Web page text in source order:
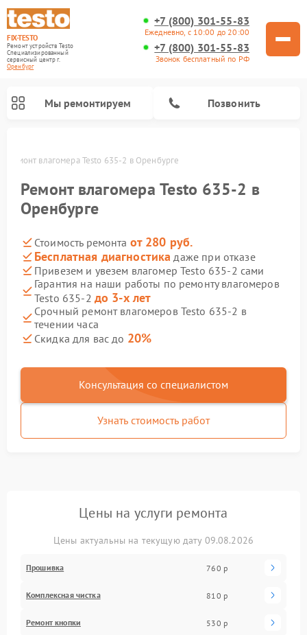
FIX-TESTO
Ремонт устройств Testo
Специализированный
cервисный центр г.
Оренбург
+7 (800) 301-55-83
Ежедневно, с 10:00 до 20:00
+7 (800) 301-55-83
Звонок бесплатный по РФ
Мы ремонтируем Позвонить
Ремонт влагомера Testo 635-2 в Оренбурге
Ремонт влагомера Testo 635-2 в
Оренбурге
Стоимость ремонта от 280 руб.
Бесплатная диагностика даже при отказе
Привезем и увезем влагомер Testo 635-2 сами
Гарантия на наши работы по ремонту влагомеров
Testo 635-2 до 3-х лет
Срочный ремонт влагомеров Testo 635-2 в
течении часа
Скидка для вас до 20%
Консультация со специалистом
Узнать стоимость работ
Цены на услуги ремонта
Цены актуальны на текущую дату 09.08.2026
Прошивка 760 р
Комплексная чистка 810 р
Ремонт кнопки 530 р